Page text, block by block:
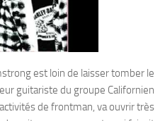
est loin de laisser tomber le
guitariste du groupe Californien
de frontman, va ouvrir très